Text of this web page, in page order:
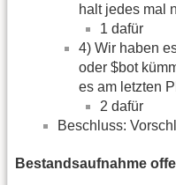
halt jedes mal
1 dafür
4) Wir haben
oder $bot
es am letzten
2 dafür
Beschluss:
Bestandsaufnahme